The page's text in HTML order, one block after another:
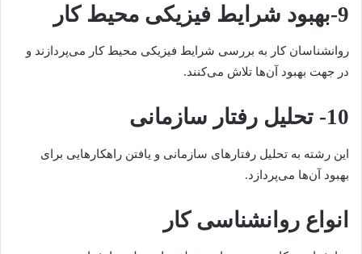
9-بهبود شرایط فیزیکی محیط کار
روانشناسان کار به بررسی شرایط فیزیکی محیط کار می‌پردازند و
در جهت بهبود آن‌ها تلاش می‌کنند.
10- تحلیل رفتار سازمانی
این رشته به تحلیل رفتارهای سازمانی و یافتن راهکارهایی برای
بهبود آن‌ها می‌پردازد.
انواع روانشناسی کار